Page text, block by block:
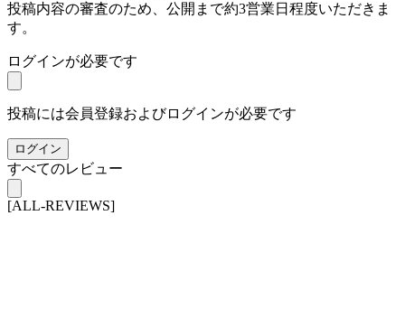
投稿内容の審査のため、公開まで約3営業日程度いただきま
す。
ログインが必要です
投稿には会員登録およびログインが必要です
ログイン
すべてのレビュー
[ALL-REVIEWS]